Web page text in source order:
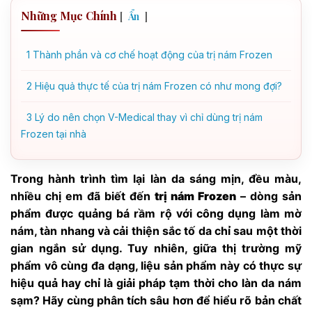
Những Mục Chính [ Ẩn ]
1 Thành phần và cơ chế hoạt động của trị nám Frozen
2 Hiệu quả thực tế của trị nám Frozen có như mong đợi?
3 Lý do nên chọn V-Medical thay vì chỉ dùng trị nám
Frozen tại nhà
Trong hành trình tìm lại làn da sáng mịn, đều màu,
nhiều chị em đã biết đến trị nám Frozen – dòng sản
phẩm được quảng bá rầm rộ với công dụng làm mờ
nám, tàn nhang và cải thiện sắc tố da chỉ sau một thời
gian ngắn sử dụng. Tuy nhiên, giữa thị trường mỹ
phẩm vô cùng đa dạng, liệu sản phẩm này có thực sự
hiệu quả hay chỉ là giải pháp tạm thời cho làn da nám
sạm? Hãy cùng phân tích sâu hơn để hiểu rõ bản chất